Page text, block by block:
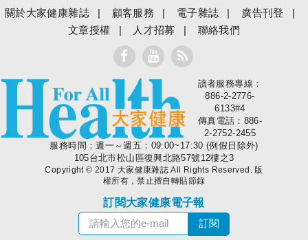
關於大家健康雜誌 顧客服務 電子雜誌
廣告刊登
文章授權
人才招募 聯絡我們
大家健康
讀者服務專線：
886-2-2776-
6133#4
傳真電話：886-
2-2752-2455
服務時間：週一～週五：09:00~17:30 (例假日除外)
105台北市松山區復興北路57號12樓之3
Copyright © 2017 大家健康雜誌 All Rights Reserved. 版
權所有，禁止擅自轉貼節錄
訂閱大家健康電子報